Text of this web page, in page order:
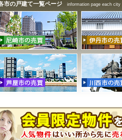
市の戸建て一覧ページ information page each city